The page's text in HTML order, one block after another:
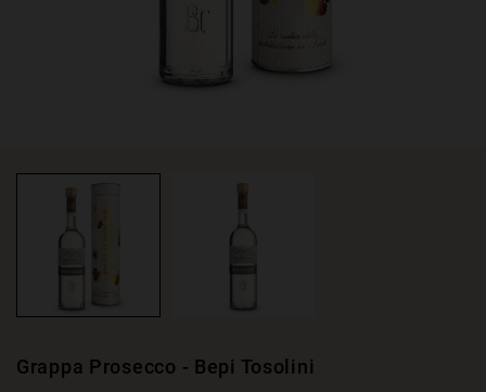
Grappa Prosecco - Bepi Tosolini